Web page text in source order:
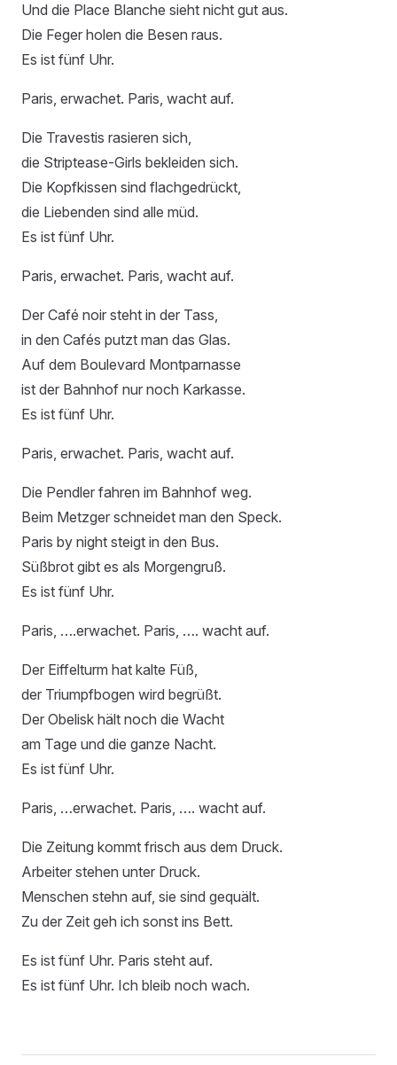
Und die Place Blanche sieht nicht gut aus.
Die Feger holen die Besen raus.
Es ist fünf Uhr.
Paris, erwachet. Paris, wacht auf.
Die Travestis rasieren sich,
die Striptease-Girls bekleiden sich.
Die Kopfkissen sind flachgedrückt,
die Liebenden sind alle müd.
Es ist fünf Uhr.
Paris, erwachet. Paris, wacht auf.
Der Café noir steht in der Tass,
in den Cafés putzt man das Glas.
Auf dem Boulevard Montparnasse
ist der Bahnhof nur noch Karkasse.
Es ist fünf Uhr.
Paris, erwachet. Paris, wacht auf.
Die Pendler fahren im Bahnhof weg.
Beim Metzger schneidet man den Speck.
Paris by night steigt in den Bus.
Süßbrot gibt es als Morgengruß.
Es ist fünf Uhr.
Paris, ….erwachet. Paris, …. wacht auf.
Der Eiffelturm hat kalte Füß,
der Triumpfbogen wird begrüßt.
Der Obelisk hält noch die Wacht
am Tage und die ganze Nacht.
Es ist fünf Uhr.
Paris, …erwachet. Paris, …. wacht auf.
Die Zeitung kommt frisch aus dem Druck.
Arbeiter stehen unter Druck.
Menschen stehn auf, sie sind gequält.
Zu der Zeit geh ich sonst ins Bett.
Es ist fünf Uhr. Paris steht auf.
Es ist fünf Uhr. Ich bleib noch wach.